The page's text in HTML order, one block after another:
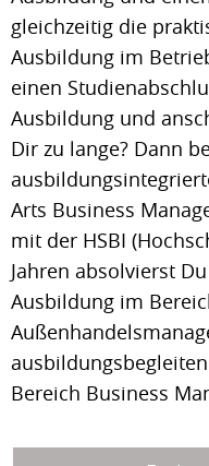
gleichzeitig die
Ausbildung im
einen
Ausbildung und
Dir zu lange? Dann
Arts Business
mit der HSBI
Jahren absolvierst
Ausbildung im
Bereich Business